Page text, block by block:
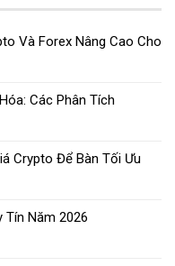
Và Forex Nâng Cao Cho
Các Phân Tích
Crypto Để Bàn Tối Ưu
Tín Năm 2026